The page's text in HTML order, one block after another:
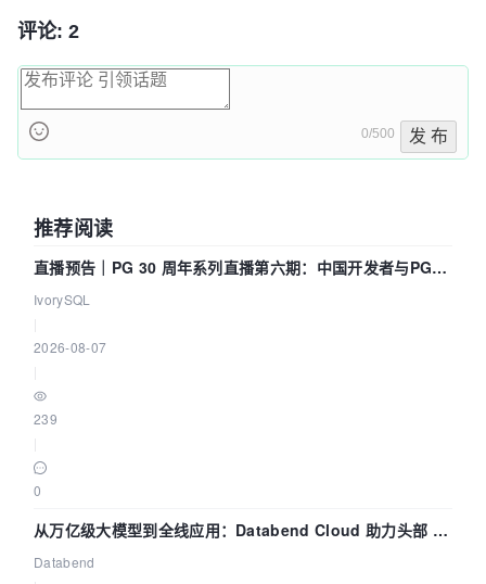
评论: 2
0/500 发 布
推荐阅读
直播预告｜PG 30 周年系列直播第六期：中国开发者与PG内
核——我们改得动吗？我们贡献了什么？
IvorySQL
2026-08-07
239
0
从万亿级大模型到全线应用：Databend Cloud 助力头部 AI
企业构建全链路 Trace 数据管道
Databend